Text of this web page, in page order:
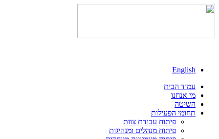
English
עמוד הבית
מי אנחנו
השיטה
תחומי הפעילות
פיתוח עבודת צוות
פיתוח מנהלים ומנהיגות